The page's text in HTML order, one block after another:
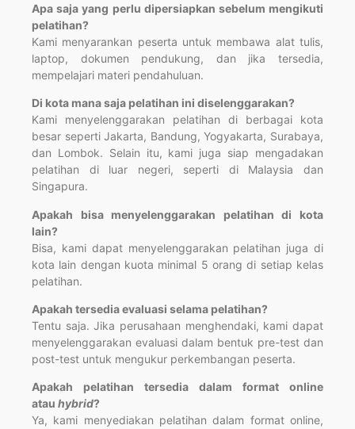
Apa saja yang perlu dipersiapkan sebelum mengikuti
pelatihan?
Kami menyarankan peserta untuk membawa alat tulis,
laptop, dokumen pendukung, dan jika tersedia,
mempelajari materi pendahuluan.
Di kota mana saja pelatihan ini diselenggarakan?
Kami menyelenggarakan pelatihan di berbagai kota
besar seperti Jakarta, Bandung, Yogyakarta, Surabaya,
dan Lombok. Selain itu, kami juga siap mengadakan
pelatihan di luar negeri, seperti di Malaysia dan
Singapura.
Apakah bisa menyelenggarakan pelatihan di kota
lain?
Bisa, kami dapat menyelenggarakan pelatihan juga di
kota lain dengan kuota minimal 5 orang di setiap kelas
pelatihan.
Apakah tersedia evaluasi selama pelatihan?
Tentu saja. Jika perusahaan menghendaki, kami dapat
menyelenggarakan evaluasi dalam bentuk pre-test dan
post-test untuk mengukur perkembangan peserta.
Apakah pelatihan tersedia dalam format online
atau hybrid?
Ya, kami menyediakan pelatihan dalam format online,